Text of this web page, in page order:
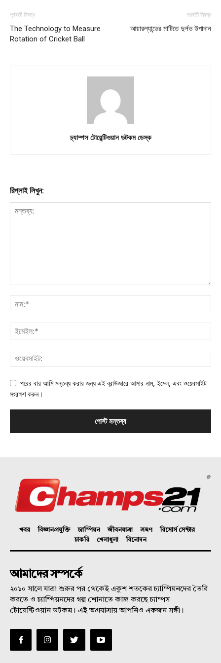
পূর্ববর্তী নিবন্ধ
The Technology to Measure
Rotation of Cricket Ball
পরবর্তী নিবন্ধ
আয়ারল্যান্ডের মাটিতে দুর্লভ উপাদান
চ্যাম্পস টোয়েন্টিওয়ান ডটকম ডেস্ক
রিপ্লাই লিখুন:
পরের বার আমি মন্তব্য করার জন্য এই ব্রাউজারে আমার নাম, ইমেল, এবং ওয়েবসাইট
সংরক্ষণ করুন।
©
খবর বিজ্ঞানপ্রযুক্তি চ্যাম্পিয়ন জীবনযাত্রা ভ্রমণ
রিসোর্স সেন্টার
চাকরি
খেলাধুলা বিনোদন
আমাদের সম্পর্কে
২০১০ সালে যাত্রা শুরুর পর থেকেই একুশ শতকের চ্যাম্পিয়নদের তৈরি
করতে ও চ্যাম্পিয়নদের গল্প শোনাতে কাজ করছে চ্যাম্পস
টোয়েন্টিওয়ান ডটকম। এই অগ্রযাত্রায় আপনিও একজন সঙ্গী।